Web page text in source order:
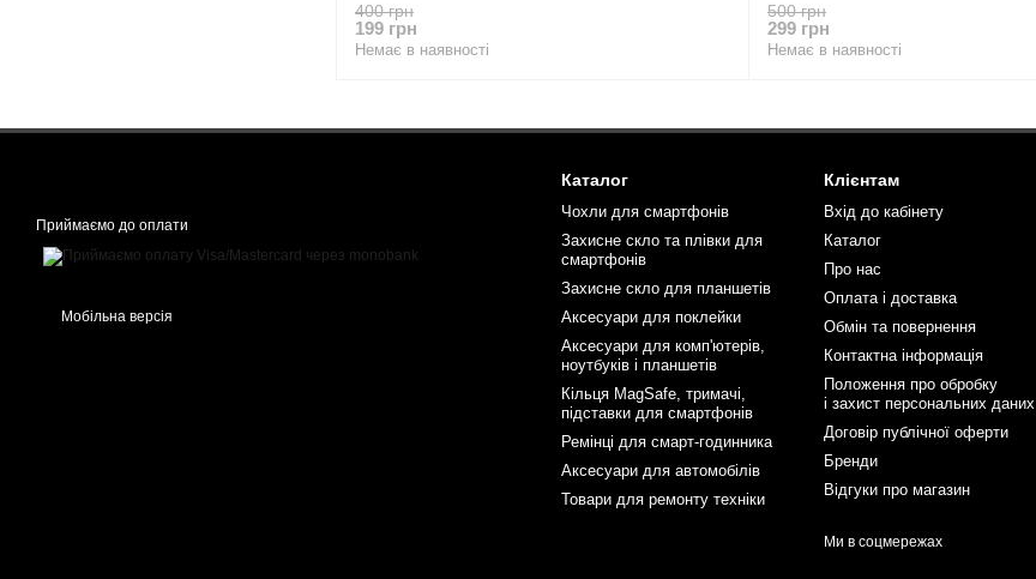
400 грн
199 грн
Немає в наявності
500 грн
299 грн
Немає в наявності
Приймаємо до оплати
Мобільна версія
Каталог
Чохли для смартфонів
Захисне скло та плівки для
смартфонів
Захисне скло для планшетів
Аксесуари для поклейки
Аксесуари для комп'ютерів,
ноутбуків і планшетів
Кільця MagSafe, тримачі,
підставки для смартфонів
Ремінці для смарт-годинника
Аксесуари для автомобілів
Товари для ремонту техніки
Клієнтам
Вхід до кабінету
Каталог
Про нас
Оплата і доставка
Обмін та повернення
Контактна інформація
Положення про обробку
і захист персональних даних
Договір публічної оферти
Бренди
Відгуки про магазин
Ми в соцмережах